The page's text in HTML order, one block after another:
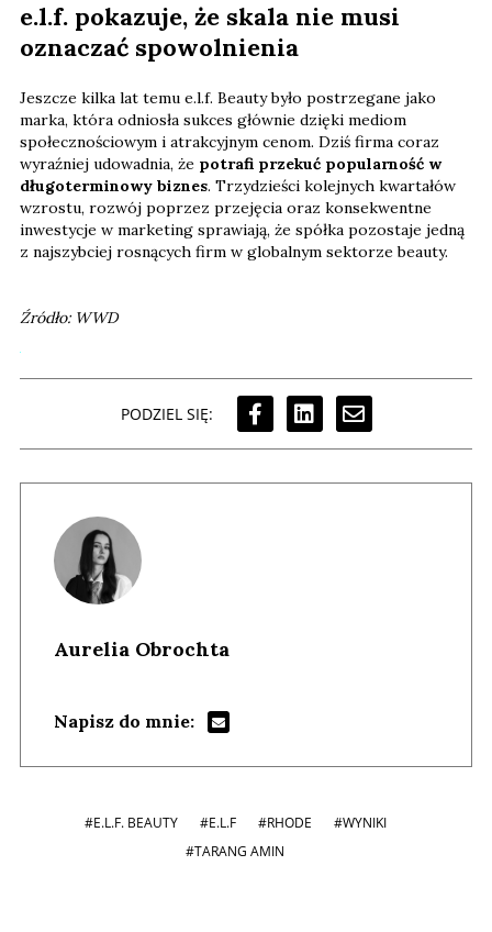
e.l.f. pokazuje, że skala nie musi
oznaczać spowolnienia
Jeszcze kilka lat temu e.l.f. Beauty było postrzegane jako
marka, która odniosła sukces głównie dzięki mediom
społecznościowym i atrakcyjnym cenom. Dziś firma coraz
wyraźniej udowadnia, że potrafi przekuć popularność w
długoterminowy biznes. Trzydzieści kolejnych kwartałów
wzrostu, rozwój poprzez przejęcia oraz konsekwentne
inwestycje w marketing sprawiają, że spółka pozostaje jedną
z najszybciej rosnących firm w globalnym sektorze beauty.
Źródło: WWD
PODZIEL SIĘ:
Aurelia Obrochta
Napisz do mnie:
#E.L.F. BEAUTY #E.L.F #RHODE
#WYNIKI
#TARANG AMIN